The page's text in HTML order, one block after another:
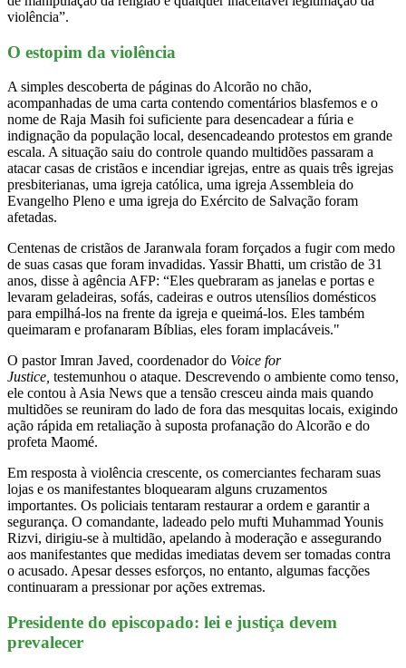
violência”.
O estopim da violência
A simples descoberta de páginas do Alcorão no chão,
acompanhadas de uma carta contendo comentários blasfemos e o
nome de Raja Masih foi suficiente para desencadear a fúria e
indignação da população local, desencadeando protestos em grande
escala. A situação saiu do controle quando multidões passaram a
atacar casas de cristãos e incendiar igrejas, entre as quais três igrejas
presbiterianas, uma igreja católica, uma igreja Assembleia do
Evangelho Pleno e uma igreja do Exército de Salvação foram
afetadas.
Centenas de cristãos de Jaranwala foram forçados a fugir com medo
de suas casas que foram invadidas. Yassir Bhatti, um cristão de 31
anos, disse à agência AFP: “Eles quebraram as janelas e portas e
levaram geladeiras, sofás, cadeiras e outros utensílios domésticos
para empilhá-los na frente da igreja e queimá-los. Eles também
queimaram e profanaram Bíblias, eles foram implacáveis."
O pastor Imran Javed, coordenador do Voice for
Justice, testemunhou o ataque. Descrevendo o ambiente como tenso,
ele contou à Asia News que a tensão cresceu ainda mais quando
multidões se reuniram do lado de fora das mesquitas locais, exigindo
ação rápida em retaliação à suposta profanação do Alcorão e do
profeta Maomé.
Em resposta à violência crescente, os comerciantes fecharam suas
lojas e os manifestantes bloquearam alguns cruzamentos
importantes. Os policiais tentaram restaurar a ordem e garantir a
segurança. O comandante, ladeado pelo mufti Muhammad Younis
Rizvi, dirigiu-se à multidão, apelando à moderação e assegurando
aos manifestantes que medidas imediatas devem ser tomadas contra
o acusado. Apesar desses esforços, no entanto, algumas facções
continuaram a pressionar por ações extremas.
Presidente do episcopado: lei e justiça devem
prevalecer